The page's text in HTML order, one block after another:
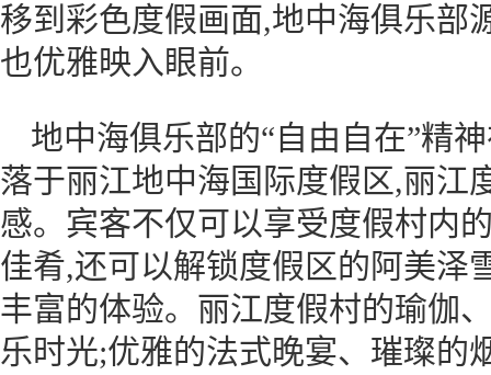
移到彩色度假画面,地中海俱乐部
也优雅映入眼前。
地中海俱乐部的“自由自在”精
落于丽江地中海国际度假区,丽江
感。宾客不仅可以享受度假村内
佳肴,还可以解锁度假区的阿美泽
丰富的体验。丽江度假村的瑜伽
乐时光;优雅的法式晚宴、璀璨的